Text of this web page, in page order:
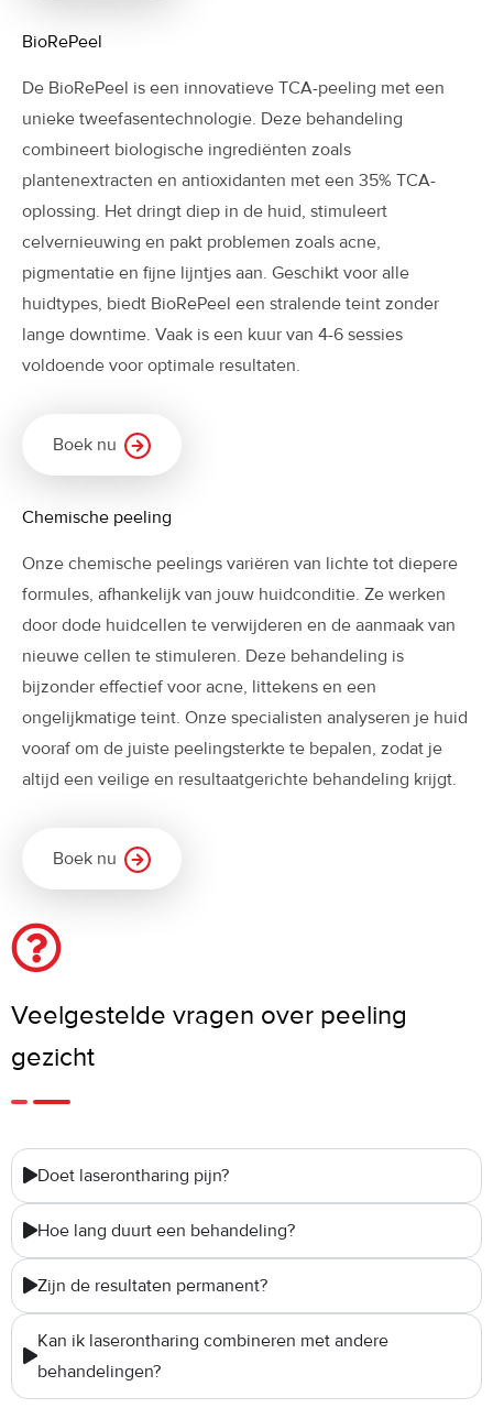
BioRePeel
De BioRePeel is een innovatieve TCA-peeling met een
unieke tweefasentechnologie. Deze behandeling
combineert biologische ingrediënten zoals
plantenextracten en antioxidanten met een 35% TCA-
oplossing. Het dringt diep in de huid, stimuleert
celvernieuwing en pakt problemen zoals acne,
pigmentatie en fijne lijntjes aan. Geschikt voor alle
huidtypes, biedt BioRePeel een stralende teint zonder
lange downtime. Vaak is een kuur van 4-6 sessies
voldoende voor optimale resultaten.
Boek nu
Chemische peeling
Onze chemische peelings variëren van lichte tot diepere
formules, afhankelijk van jouw huidconditie. Ze werken
door dode huidcellen te verwijderen en de aanmaak van
nieuwe cellen te stimuleren. Deze behandeling is
bijzonder effectief voor acne, littekens en een
ongelijkmatige teint. Onze specialisten analyseren je huid
vooraf om de juiste peelingsterkte te bepalen, zodat je
altijd een veilige en resultaatgerichte behandeling krijgt.
Boek nu
Veelgestelde vragen over peeling
gezicht
Doet laserontharing pijn?
Hoe lang duurt een behandeling?
Zijn de resultaten permanent?
Kan ik laserontharing combineren met andere
behandelingen?